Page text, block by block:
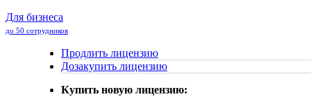
Для бизнеса
до 50 сотрудников
Продлить лицензию
Дозакупить лицензию
Купить новую лицензию: